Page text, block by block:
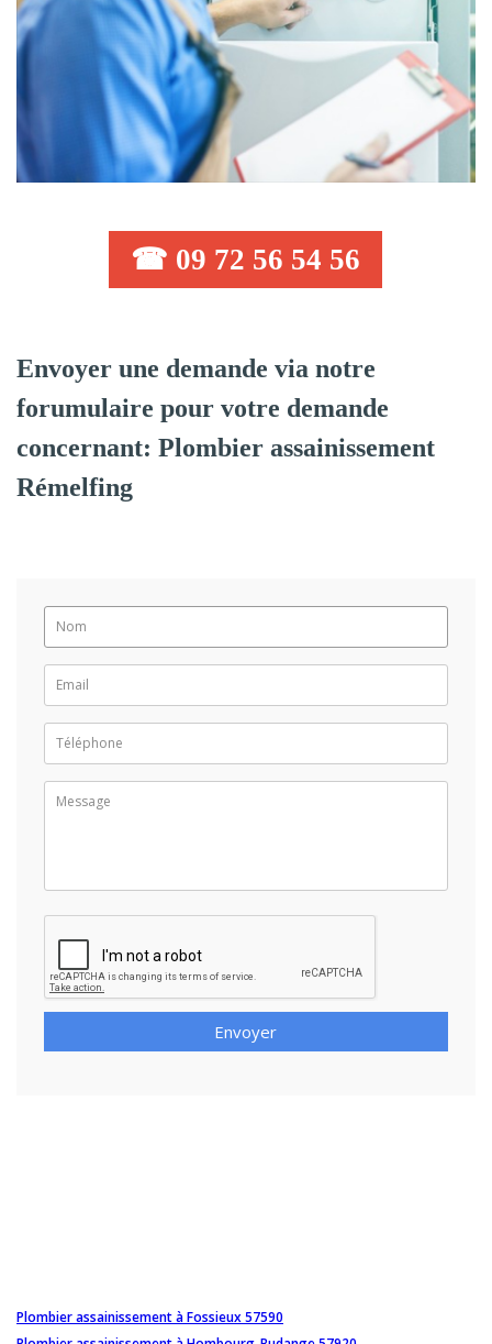
☎ 09 72 56 54 56
Envoyer une demande via notre
forumulaire pour votre demande
concernant: Plombier assainissement
Rémelfing
Envoyer
Plombier assainissement à Fossieux 57590